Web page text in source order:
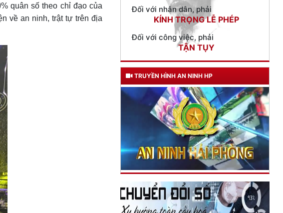
quân số theo chỉ đạo của
về an ninh, trật tự trên địa
Đối với công việc, phải
TẬN TỤY
Đối với địch, phải
CƯƠNG QUYẾT, KHÔN KHÉO
Trích thư Chủ tịch Hồ Chí Minh
gửi Công an Khu XII,
ngày 11 tháng 3 năm 1948.
TRUYỀN HÌNH AN NINH HP